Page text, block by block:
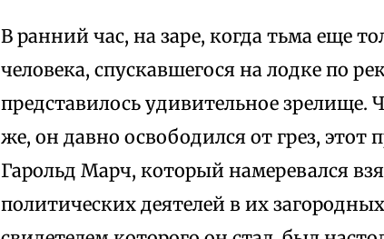
В ранний час, на заре, когда тьма еще
человека, спускавшегося на лодке по
представилось удивительное зрелище.
же, он давно освободился от грез,
Гарольд Марч, который намеревался
политических деятелей в их